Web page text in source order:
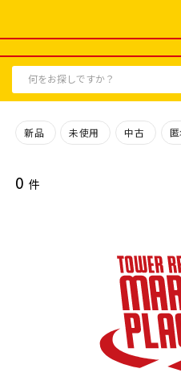
新品 未使用 中古
0 件